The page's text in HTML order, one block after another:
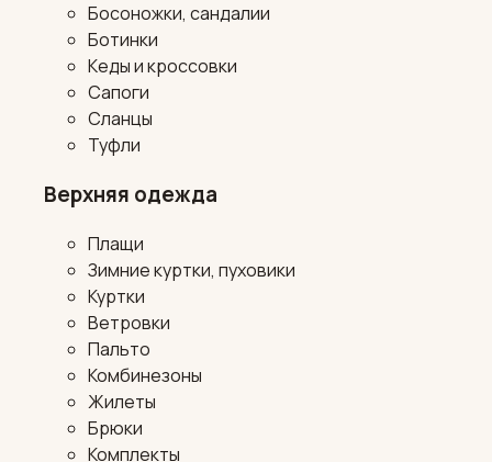
Босоножки, сандалии
Ботинки
Кеды и кроссовки
Сапоги
Сланцы
Туфли
Верхняя одежда
Плащи
Зимние куртки, пуховики
Куртки
Ветровки
Пальто
Комбинезоны
Жилеты
Брюки
Комплекты